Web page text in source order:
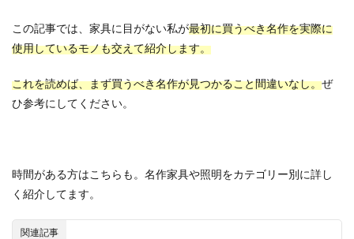
この記事では、家具に目がない私が最初に買うべき名作を実際に
使用しているモノも交えて紹介します。
これを読めば、まず買うべき名作が見つかること間違いなし。ぜ
ひ参考にしてください。
時間がある方はこちらも。名作家具や照明をカテゴリー別に詳し
く紹介してます。
関連記事